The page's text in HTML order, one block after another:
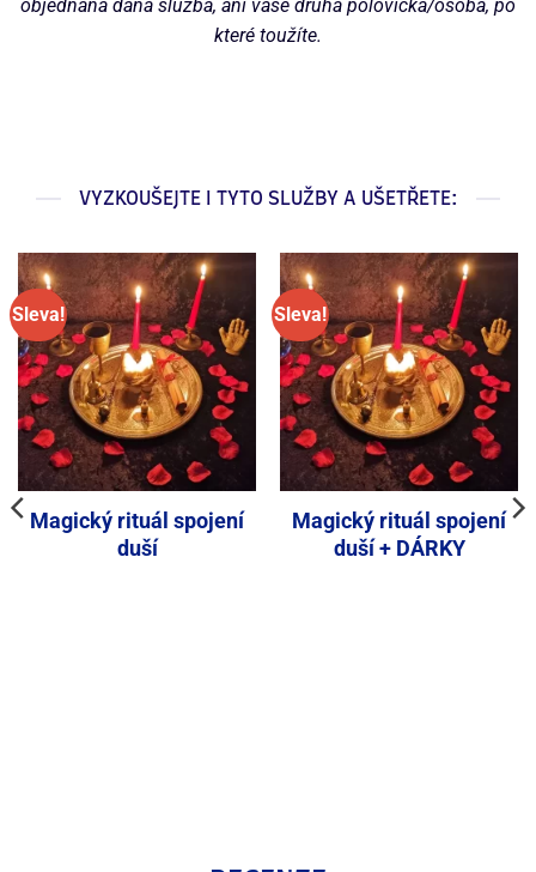
objednána daná služba, ani vaše druhá polovička/osoba, po
které toužíte.
VYZKOUŠEJTE I TYTO SLUŽBY A UŠETŘETE:
Sleva!
Magický rituál spojení
duší
Sleva!
Magický rituál spojení
duší + DÁRKY